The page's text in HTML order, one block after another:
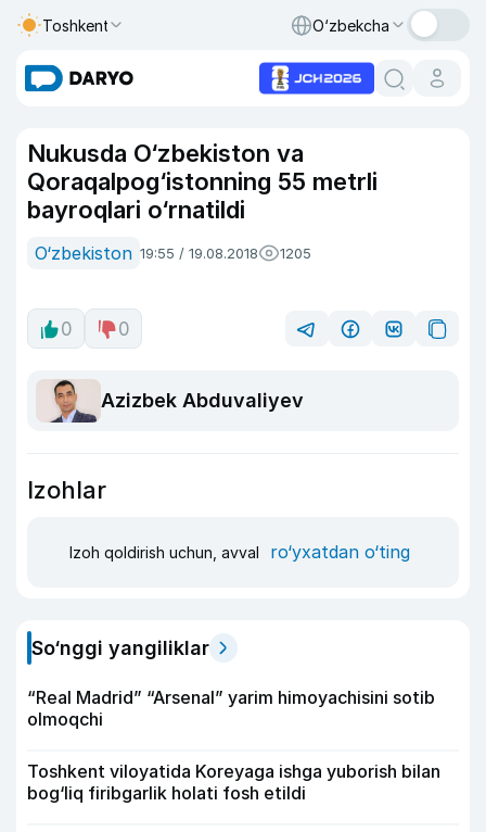
Toshkent O‘zbekcha
Nukusda O‘zbekiston va
Qoraqalpog‘istonning 55 metrli
bayroqlari o‘rnatildi
O‘zbekiston 19:55 / 19.08.2018 1205
0 0
Azizbek Abduvaliyev
Izohlar
Izoh qoldirish uchun, avval ro‘yxatdan o‘ting
So‘nggi yangiliklar
“Real Madrid” “Arsenal” yarim himoyachisini sotib
olmoqchi
Toshkent viloyatida Koreyaga ishga yuborish bilan
bog‘liq firibgarlik holati fosh etildi